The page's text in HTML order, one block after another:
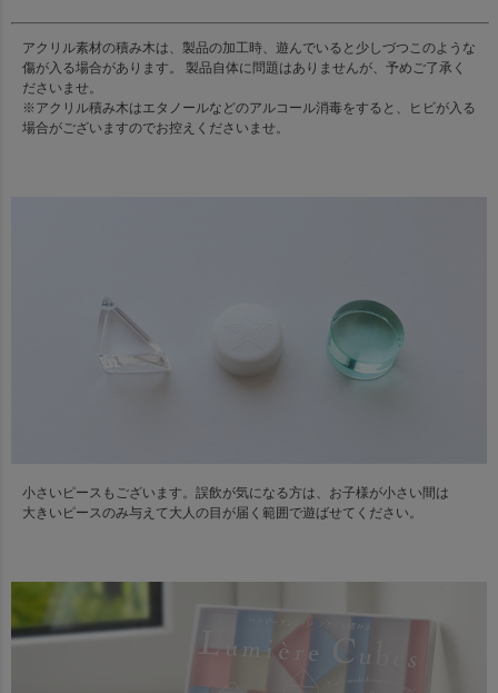
アクリル素材の積み木は、製品の加工時、遊んでいると少しづつこのような
傷が入る場合があります。 製品自体に問題はありませんが、予めご了承く
ださいませ。
※アクリル積み木はエタノールなどのアルコール消毒をすると、ヒビが入る
場合がございますのでお控えくださいませ。
小さいピースもございます。誤飲が気になる方は、お子様が小さい間は
大きいピースのみ与えて大人の目が届く範囲で遊ばせてください。